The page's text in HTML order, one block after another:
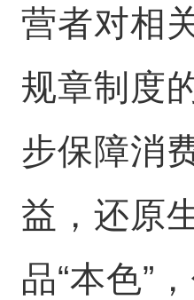
营者对相
规章制度
步保障消
益，还原
品“本色”